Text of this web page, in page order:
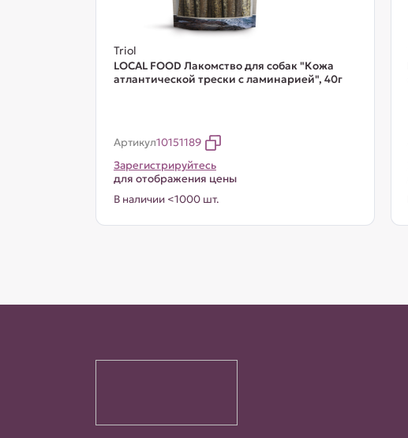
Triol
LOCAL FOOD Лакомство для собак "Кожа
атлантической трески с ламинарией", 40г
Артикул10151189
Зарегистрируйтесь
для отображения цены
В наличии <1000 шт.